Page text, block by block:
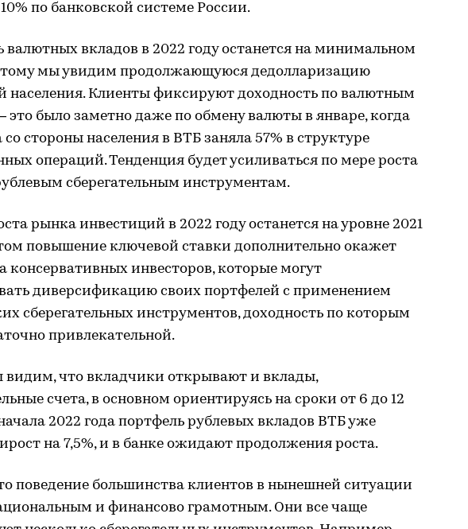
по банковской системе России.
валютных вкладов в 2022 году останется на минимальном
мы увидим продолжающуюся дедолларизацию
населения. Клиенты фиксируют доходность по валютным
это было заметно даже по обмену валюты в январе, когда
стороны населения в ВТБ заняла 57% в структуре
операций. Тенденция будет усиливаться по мере роста
сберегательным инструментам.
рынка инвестиций в 2022 году останется на уровне 2021
повышение ключевой ставки дополнительно окажет
консервативных инвесторов, которые могут
диверсификацию своих портфелей с применением
сберегательных инструментов, доходность по которым
привлекательной.
видим, что вкладчики открывают и вклады,
счета, в основном ориентируясь на сроки от 6 до 12
2022 года портфель рублевых вкладов ВТБ уже
на 7,5%, и в банке ожидают продолжения роста.
поведение большинства клиентов в нынешней ситуации
и финансово грамотным. Они все чаще